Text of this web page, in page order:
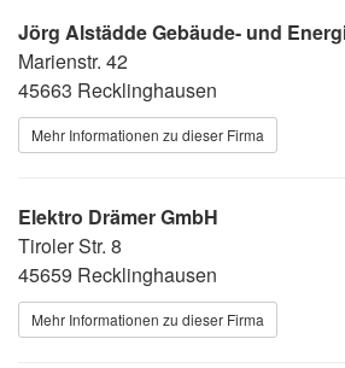
Jörg Alstädde Gebäude- und
Marienstr. 42
45663 Recklinghausen
Mehr Informationen zu dieser Firma
Elektro Drämer GmbH
Tiroler Str. 8
45659 Recklinghausen
Mehr Informationen zu dieser Firma